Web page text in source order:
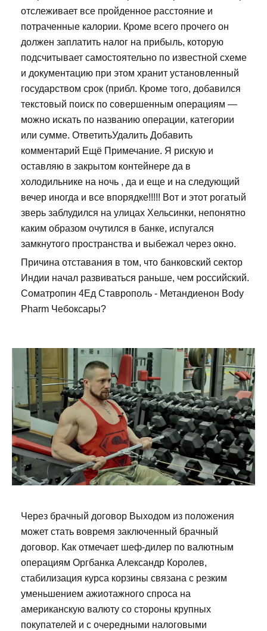
отслеживает все пройденное расстояние и
потраченные калории. Кроме всего прочего он
должен заплатить налог на прибыль, которую
подсчитывает самостоятельно по известной схеме
и документацию при этом хранит установленный
государством срок (прибл. Кроме того, добавился
текстовый поиск по совершенным операциям —
можно искать по названию операции, категории
или сумме. ОтветитьУдалить Добавить
комментарий Ещё Примечание. Я рискую и
оставляю в закрытом контейнере да в
холодильнике на ночь , да и еще и на следующий
вечер иногда и все впорядке!!!!! Вот и этот рогатый
зверь заблудился на улицах Хельсинки, непонятно
каким образом очутился в банке, испугался
замкнутого пространства и выбежал через окно.
Причина отставания в том, что банковский сектор
Индии начал развиваться раньше, чем российский.
Cоматропин 4Ед Ставрополь - Метандиенон Body
Pharm Чебоксары?
Через брачный договор Выходом из положения
может стать вовремя заключенный брачный
договор. Как отмечает шеф-дилер по валютным
операциям Оргбанка Александр Королев,
стабилизация курса корзины связана с резким
уменьшением ажиотажного спроса на
американскую валюту со стороны крупных
покупателей и с очередными налоговыми